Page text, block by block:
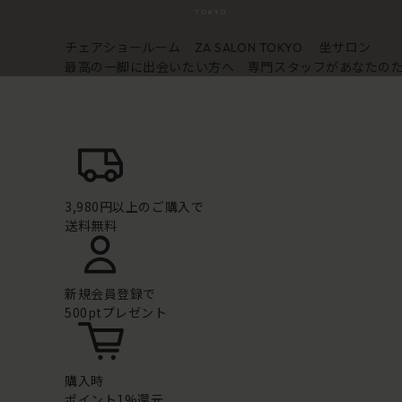
チェアショールーム ZA SALON TOKYO
坐サロン
最高の一脚に出会いたい方へ 専門スタッフがあなたの
3,980円以上のご購入で
送料無料
新規会員登録で
500ptプレゼント
購入時